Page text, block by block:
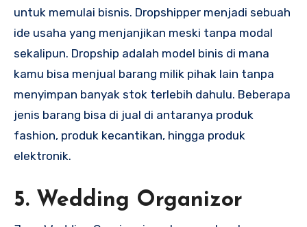
untuk memulai bisnis. Dropshipper menjadi sebuah
ide usaha yang menjanjikan meski tanpa modal
sekalipun. Dropship adalah model binis di mana
kamu bisa menjual barang milik pihak lain tanpa
menyimpan banyak stok terlebih dahulu. Beberapa
jenis barang bisa di jual di antaranya produk
fashion, produk kecantikan, hingga produk
elektronik.
5. Wedding Organizor